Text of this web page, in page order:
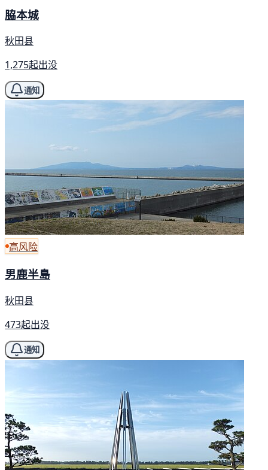
脇本城
秋田县
1,275起出没
通知
高风险
男鹿半島
秋田县
473起出没
通知